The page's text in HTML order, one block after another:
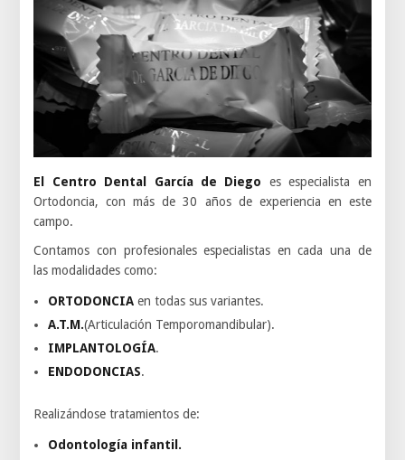
El Centro Dental García de Diego es especialista en
Ortodoncia, con más de 30 años de experiencia en este
campo.
Contamos con profesionales especialistas en cada una de
las modalidades como:
ORTODONCIA en todas sus variantes.
A.T.M.(Articulación Temporomandibular).
IMPLANTOLOGÍA.
ENDODONCIAS.
Realizándose tratamientos de:
Odontología infantil.